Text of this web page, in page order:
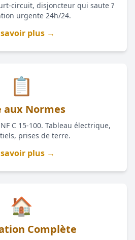
circuit, disjoncteur qui saute ?
urgente 24h/24.
savoir plus →
📋
aux Normes
C 15-100. Tableau électrique,
prises de terre.
savoir plus →
🏠
Complète